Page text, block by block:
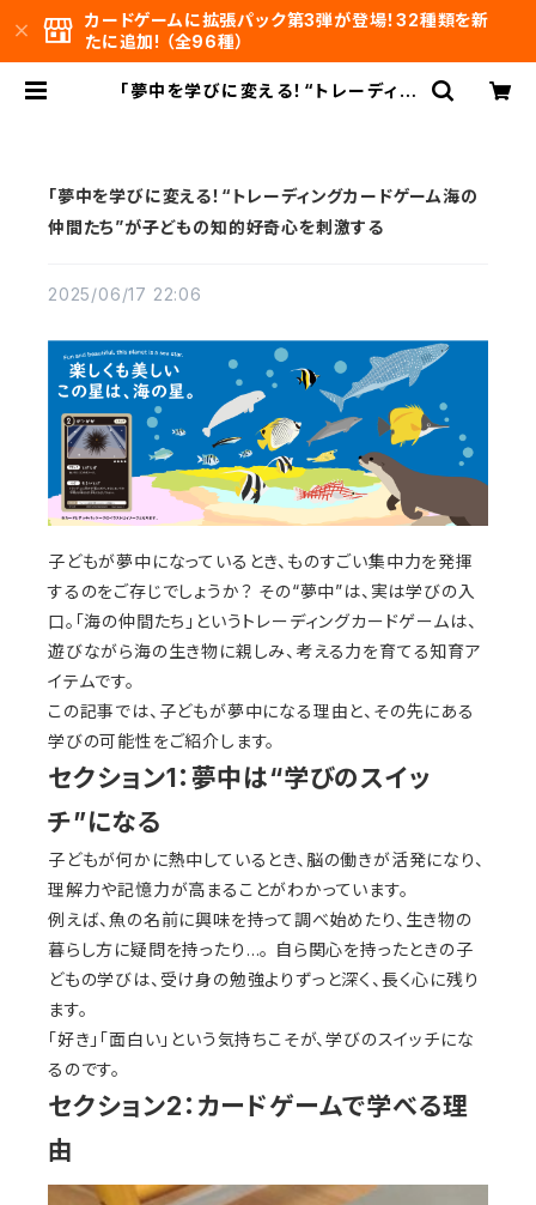
カードゲームに拡張パック第3弾が登場！32種類を新
たに追加! （全96種）
「夢中を学びに変える！“トレーディン
「夢中を学びに変える！“トレーディングカードゲーム海の
仲間たち”が子どもの知的好奇心を刺激する
2025/06/17 22:06
子どもが夢中になっているとき、ものすごい集中力を発揮
するのをご存じでしょうか？ その“夢中”は、実は学びの入
口。「海の仲間たち」というトレーディングカードゲームは、
遊びながら海の生き物に親しみ、考える力を育てる知育ア
イテムです。
この記事では、子どもが夢中になる理由と、その先にある
学びの可能性をご紹介します。
セクション1：夢中は“学びのスイッ
チ”になる
子どもが何かに熱中しているとき、脳の働きが活発になり、
理解力や記憶力が高まることがわかっています。
例えば、魚の名前に興味を持って調べ始めたり、生き物の
暮らし方に疑問を持ったり…。 自ら関心を持ったときの子
どもの学びは、受け身の勉強よりずっと深く、長く心に残り
ます。
「好き」「面白い」という気持ちこそが、学びのスイッチにな
るのです。
セクション2：カードゲームで学べる理
由